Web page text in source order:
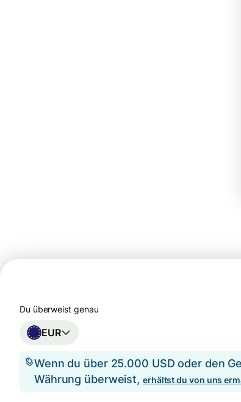
Du überweist genau
EUR
Wenn du über 25.000 USD oder den
Währung überweist, erhältst du von uns